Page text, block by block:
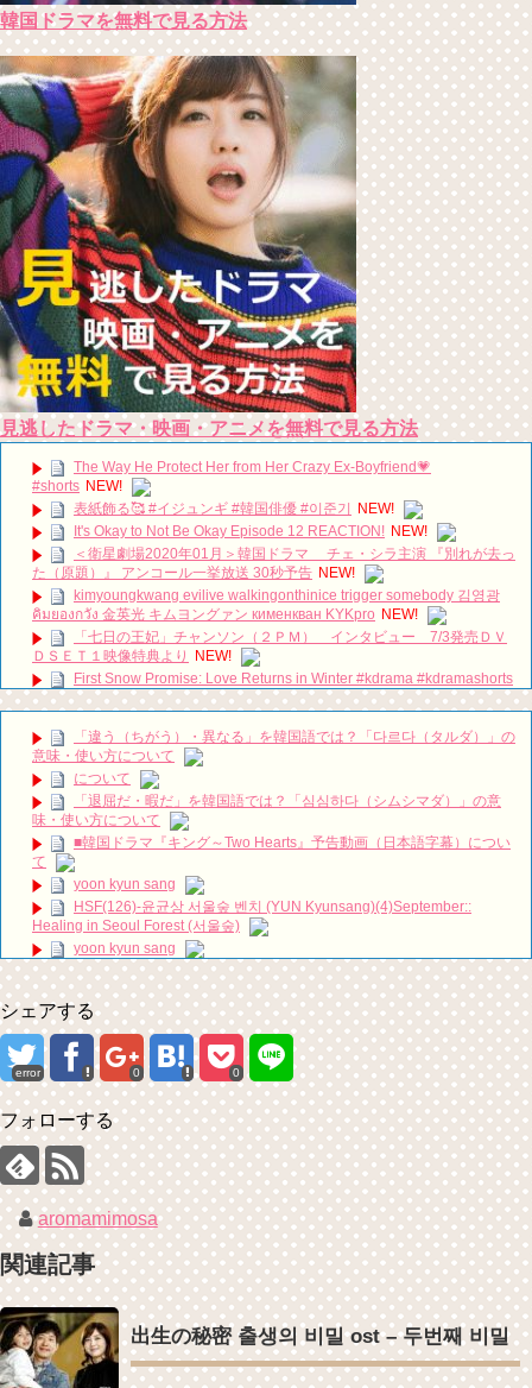
韓国ドラマを無料で見る方法
見逃したドラマ・映画・アニメを無料で見る方法
The Way He Protect Her from Her Crazy Ex-Boyfriend💗
#shorts NEW!
表紙飾る🥰 #イジュンギ #韓国俳優 #이준기
NEW!
It's Okay to Not Be Okay Episode 12 REACTION! NEW!
＜衛星劇場2020年01月＞韓国ドラマ チェ・シラ主演 『別れが去っ
た（原題）』 アンコール一挙放送 30秒予告 NEW!
kimyoungkwang evilive walkingonthinice trigger somebody 김영광
คิมยองกวัง 金英光 キムヨングァン кименкван KYKpro NEW!
「七日の王妃」チャンソン（２ＰＭ） インタビュー 7/3発売ＤＶ
ＤＳＥＴ１映像特典より
NEW!
First Snow Promise: Love Returns in Winter #kdrama #kdramashorts
#koreandrama #koreandrama24/7 NEW!
[Secrets and Lies] EP21, Preview, 비밀과 거짓말 20180723 NEW!
【レコーディング】Foi 新曲「花遊記」の制作裏側に迫る。【アーテ
ィスト密着動画】制作秘話 NEW!
동생 구해준 아내한테 인성 보여준 남편 #이청아 #이동건 #박규영 #강
민혁
NEW!
【10月韓劇】《Nine Room 9號房間 나인룸 Room No. 9 》金喜善、
金英光、金海淑 三人集結版中字預告【DFTV數位未來】
ハン・ヘジン 한혜진 – (선공개) 강남 3대 얼짱 출신 &#39;한혜진 언니
&#39; (ft. 도여니의 학창시절) | 편 먹고 갈래요? 밥블레스유 2 bobblessyou2
EP.18
ソン・ヘギョ – ソンヘギョ キスまとめ
ハン・ヘジン 한혜진 – Still We (여전히 우리는)
한가인 –
「ライフ・ オン・ マーズ」2019年11月2日TSUTAYAにて先行レンタ
ル開始！
(ENG SUB) Behind The Scene Hyun Bin 현빈❤️ 손예진 Son Ye Jin-
Crash Landing On You/ヒョンビン❤️ソンイェジン / エンジョイ❕
ユン・ギュンサン、番組にも登場した愛猫が急死…イ・ソンギョンら
同僚芸能人から慰めの言葉が続々 – Taka News
キム・レウォンの影絵遊び！？「黒騎士～永遠の約束～」メイキング
を一部公開（DVD-SET2特典映像より）
Powered by livedoor 相互RSS
「違う（ちがう）・異なる」を韓国語では？「다르다（タルダ）」の
意味・使い方について
について
「退屈だ・暇だ」を韓国語では？「심심하다（シムシマダ）」の意
味・使い方について
■韓国ドラマ『キング～Two Hearts』予告動画（日本語字幕）につい
て
yoon kyun sang
HSF(126)-윤균상 서울숲 벤치 (YUN Kyunsang)(4)September::
Healing in Seoul Forest (서울숲)
yoon kyun sang
ユン・ギュンサン主演「潜入弁護人」第1回特別公開！
九尾狐外伝 第２話 キム・ジウ チョ・ヒョンジェ
九尾狐外伝 メイキング03 ハン・イェスル
チョ・ヒョンジェ 조현재 九尾狐外伝 制作発表会
キム・テヒの弟イ・ワン♥イ・ボミ、今日（28日）結婚……
「まず熱く掃除せよ」女優キム・ユジョン、「健康がとても回復…痩
せたのはソン・ジェリムのせい!? 」 (11/26)
【裏芸能】キムユジョンの熱愛彼氏はあの大物俳優
キム・ユジョン、美しいセルフショットで近況を伝える“会いたいで
しょ？” Big News TV
キム・ユジョン、新ドラマ「まず熱く掃除せよ」に出演確定…“台本
を見た瞬間惹かれた” 20180123
幻の王女チャミョンゴ エンディング
YUCHUN ♥ LOVE 15 「成均館 5話」
[Fan MV]七日の王妃(7일의 왕비)OST – 정기고 (Junggigo) – 그리고 그
려도 (Miss You In My Heart)
俳優カン・ギヨン、突然の熱愛宣言…「キム秘書がなぜそうか」出演
で話題 Big News TV
シェアする
error 0 0
フォローする
aromamimosa
関連記事
出生の秘密 출생의 비밀 ost – 두번째 비밀